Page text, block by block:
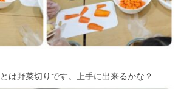
は野菜切りです。上手に出来るかな？